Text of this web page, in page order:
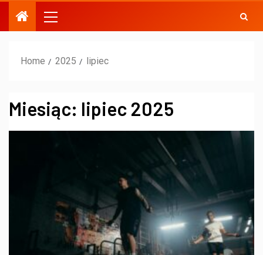
Home 2025 lipiec
Miesiąc: lipiec 2025